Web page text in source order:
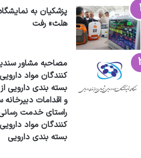
پزشکیان به
هلث» رفت
مصاحبه مشاور
کنندگان مواد
بسته بندی دارویی
و اقدامات دبیرخانه
راستای خدمت
کنندگان مواد
بسته بندی دارویی